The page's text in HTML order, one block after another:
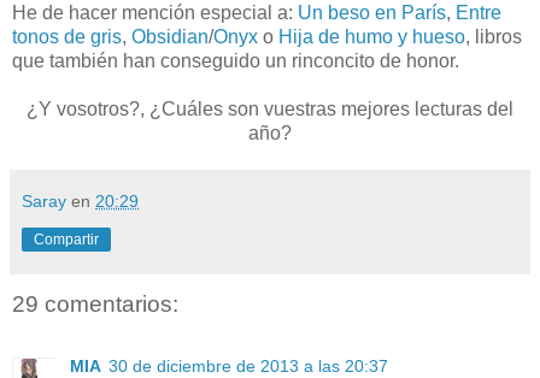
He de hacer mención especial a: Un beso en París, Entre
tonos de gris, Obsidian/Onyx o Hija de humo y hueso, libros
que también han conseguido un rinconcito de honor.
¿Y vosotros?, ¿Cuáles son vuestras mejores lecturas del
año?
Saray en 20:29
Compartir
29 comentarios:
MIA 30 de diciembre de 2013 a las 20:37